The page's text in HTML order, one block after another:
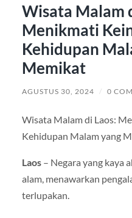
Wisata Malam
Menikmati
Kehidupan
Memikat
AGUSTUS 30, 2024 / 0
Wisata Malam di Laos:
Kehidupan Malam yang
Laos– Negara yang kaya
alam, menawarkan
terlupakan.